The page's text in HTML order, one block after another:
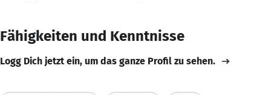
Fähigkeiten und Kenntnisse
Logg Dich jetzt ein, um das ganze Profil zu sehen.